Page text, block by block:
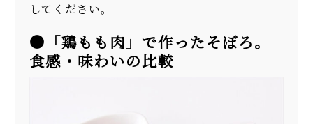
してください。
●「鶏もも肉」で作ったそぼろ。
食感・味わいの比較